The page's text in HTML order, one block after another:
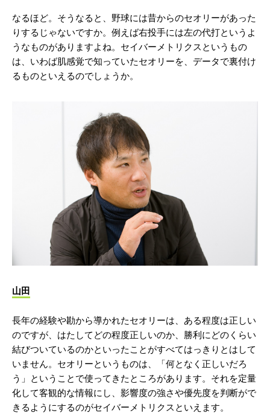
なるほど。そうなると、野球には昔からのセオリーがあった
りするじゃないですか。例えば右投手には左の代打というよ
うなものがありますよね。セイバーメトリクスというもの
は、いわば肌感覚で知っていたセオリーを、データで裏付け
るものといえるのでしょうか。
山田
長年の経験や勘から導かれたセオリーは、ある程度は正しい
のですが、はたしてどの程度正しいのか、勝利にどのくらい
結びついているのかといったことがすべてはっきりとはして
いません。セオリーというものは、「何となく正しいだろ
う」ということで使ってきたところがあります。それを定量
化して客観的な情報にし、影響度の強さや優先度を判断がで
きるようにするのがセイバーメトリクスといえます。